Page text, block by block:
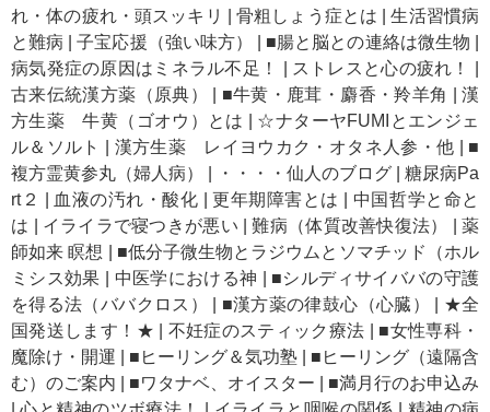
れ・体の疲れ・頭スッキリ
|骨粗しょう症とは |生活習慣病
と難病 |子宝応援（強い味方） ■腸と脳との連絡は微生物
病気発症の原因はミネラル不足！
ストレスと心の疲れ！
古来伝統漢方薬（原典）
■牛黄・鹿茸・麝香・羚羊角 |漢
方生薬 牛黄（ゴオウ）とは
☆ナターヤFUMIとエンジェ
ル＆ソルト
漢方生薬 レイヨウカク・オタネ人参・他
■
複方霊黄参丸（婦人病）
・・・・仙人のブログ
糖尿病Pa
rt２
血液の汚れ・酸化 |更年期障害とは
中国哲学と命と
は
イライラで寝つきが悪い |難病（体質改善快復法） |薬
師如来 瞑想
■低分子微生物とラジウムとソマチッド（ホル
ミシス効果
中医学における神
■シルディサイババの守護
を得る法（ババクロス）
■漢方薬の律鼓心（心臓）
★全
国発送します！★
不妊症のスティック療法
■女性専科・
魔除け・開運
■ヒーリング＆気功塾
■ヒーリング（遠隔含
む）のご案内
■ワタナベ、オイスター
■満月行のお申込み